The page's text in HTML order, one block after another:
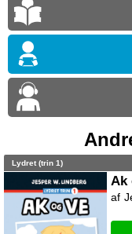
Lydret (trin 1)
Ak